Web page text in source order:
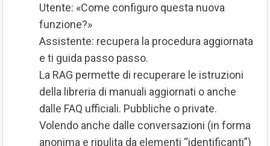
Utente: «Come configuro questa nuova
funzione?»
Assistente: recupera la procedura aggiornata
e ti guida passo passo.
La RAG permette di recuperare le istruzioni
della libreria di manuali aggiornati o anche
dalle FAQ ufficiali. Pubbliche o private.
Volendo anche dalle conversazioni (in forma
anonima e ripulita da elementi “identificanti”)